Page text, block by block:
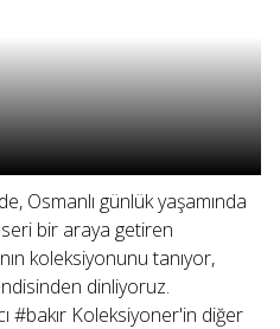
Osmanlı günlük yaşamında
bir araya getiren
koleksiyonunu tanıyor,
dinliyoruz.
#bakır Koleksiyoner'in diğer